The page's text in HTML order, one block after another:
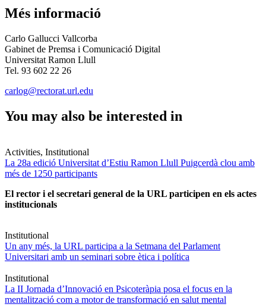
Més informació
Carlo Gallucci Vallcorba
Gabinet de Premsa i Comunicació Digital
Universitat Ramon Llull
Tel. 93 602 22 26
carlog@rectorat.url.edu
You may also be interested in
Activities, Institutional
La 28a edició Universitat d’Estiu Ramon Llull Puigcerdà clou amb
més de 1250 participants
El rector i el secretari general de la URL participen en els actes
institucionals
Institutional
Un any més, la URL participa a la Setmana del Parlament
Universitari amb un seminari sobre ètica i política
Institutional
La II Jornada d’Innovació en Psicoteràpia posa el focus en la
mentalització com a motor de transformació en salut mental